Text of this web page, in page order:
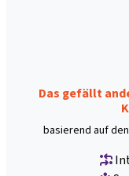
Das gefällt
basierend auf